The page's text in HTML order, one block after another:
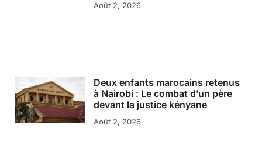
Août 2, 2026
Deux enfants marocains retenus
à Nairobi : Le combat d’un père
devant la justice kényane
Août 2, 2026